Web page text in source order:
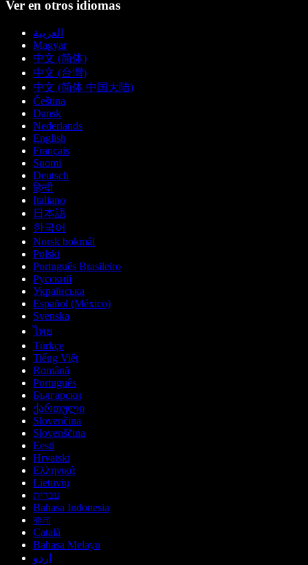
Ver en otros idiomas
العربية
Magyar
中文 (简体)
中文 (台灣)
中文 (简体 中国大陆)
Čeština
Dansk
Nederlands
English
Français
Suomi
Deutsch
हिन्दी
Italiano
日本語
한국어
Norsk bokmål
Polski
Português Brasileiro
Русский
Українська
Español (México)
Svenska
ไทย
Türkçe
Tiếng Việt
Română
Português
Български
ქართული
Slovenčina
Slovenščina
Eesti
Hrvatski
Ελληνικά
Lietuvių
עברית
Bahasa Indonesia
বাংলা
Català
Bahasa Melayu
اردو